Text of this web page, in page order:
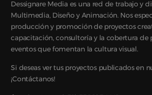
Dessignare Media es una red de trabajo y
Multimedia, Diseño y Animación. Nos
producción y promoción de proyectos
capacitación, consultoría y la cobertura de
eventos que fomentan la cultura visual.
Si deseas ver tus proyectos publicados en
¡Contáctanos!